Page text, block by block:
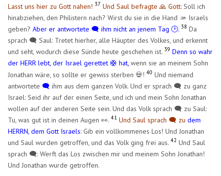
Lasst uns hier zu Gott nahen! 37 Und Saul befragte 🙏 Gott: Soll ich
hinabziehen, den Philistern nach? Wirst du sie in die Hand 🫴 Israels
geben? Aber er antwortete 🗨️ ihm nicht an jenem Tag 🕒.38 Da
sprach 🗨️ Saul: Tretet hierher, alle Häupter des Volkes, und erkennt
und seht, wodurch diese Sünde heute geschehen ist.39 Denn so wahr
der HERR lebt, der Israel gerettet🛟 hat, wenn sie an meinem Sohn
Jonathan wäre, so sollte er gewiss sterben 💀!40 Und niemand
antwortete 🗨️ ihm aus dem ganzen Volk. Und er sprach 🗨️ zu ganz
Israel: Seid ihr auf der einen Seite, und ich und mein Sohn Jonathan
wollen auf der anderen Seite sein. Und das Volk sprach 🗨️ zu Saul:
Tu, was gut ist in deinen Augen 👀.41 Und Saul sprach 🗨️ zu dem
HERRN, dem Gott Israels: Gib ein vollkommenes Los! Und Jonathan
und Saul wurden getroffen, und das Volk ging frei aus.42 Und Saul
sprach 🗨️: Werft das Los zwischen mir und meinem Sohn Jonathan!
Und Jonathan wurde getroffen.